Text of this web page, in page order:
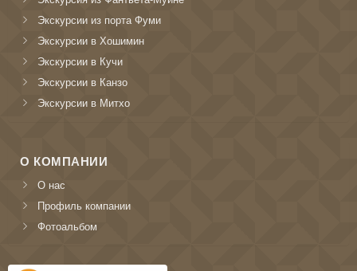
Экскурсии из порта Фуми
Экскурсии в Хошимин
Экскурсии в Кучи
Экскурсии в Канзо
Экскурсии в Митхо
О КОМПАНИИ
О нас
Профиль компании
Фотоальбом